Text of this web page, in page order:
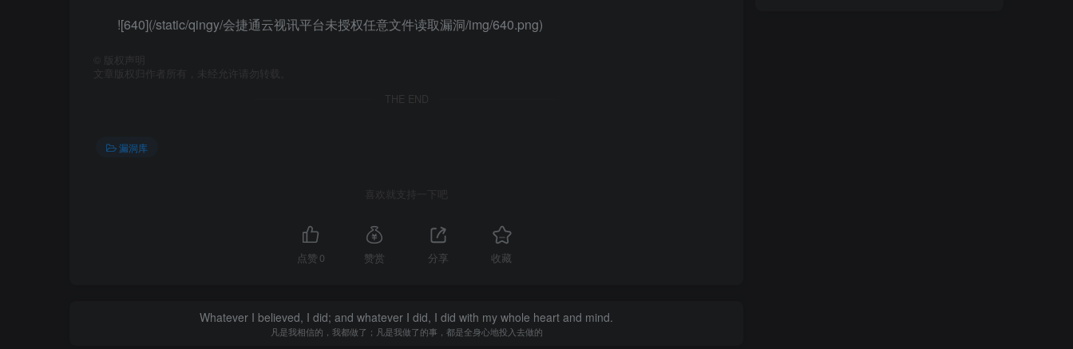
![640](/static/qingy/会捷通云视讯平台未授权任意文件读取漏洞/img/640.png)
版权声明
文章版权归作者所有，未经允许请勿转载。
THE END
漏洞库
喜欢就支持一下吧
点赞 0 赞赏 分享 收藏
Whatever I believed, I did; and whatever I did, I did with my whole heart and mind.
凡是我相信的，我都做了；凡是我做了的事，都是全身心地投入去做的